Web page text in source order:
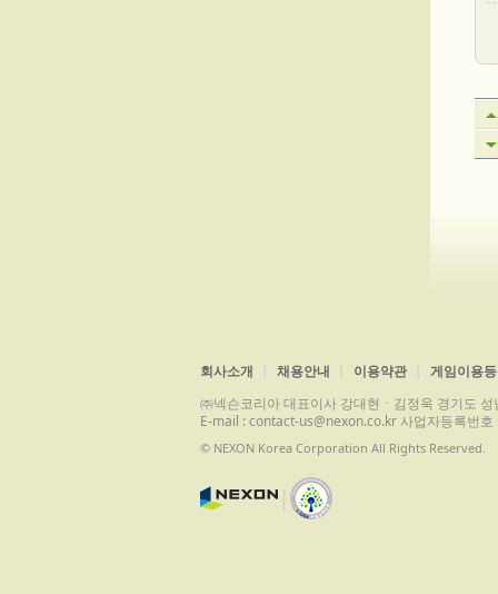
회사소개 채용안내 이용약관
게임이용
㈜넥슨코리아 대표이사 강대현ㆍ김정욱 경기도
E-mail : contact-us@nexon.co.kr 사업자등록번
© NEXON Korea Corporation All Rights Reserved.
|